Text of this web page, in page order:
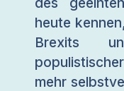
heute
Brexits
mehr